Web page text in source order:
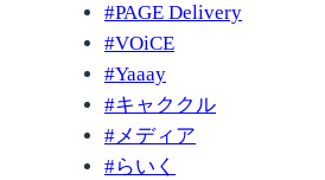
#PAGE Delivery
#VOiCE
#Yaaay
#キャククル
#メディア
#らいく